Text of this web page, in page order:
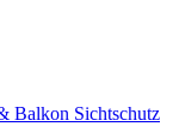
Balkon Sichtschutz